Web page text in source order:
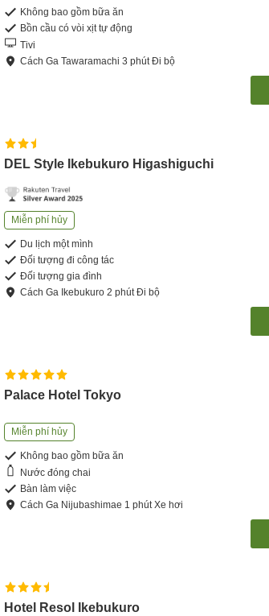
Không bao gồm bữa ăn
Bồn cầu có vòi xịt tự động
Tivi
CáchGa Tawaramachi3 phútĐi bộ
DEL Style Ikebukuro Higashiguchi
Miễn phí hủy
Du lịch một mình
Đối tượng đi công tác
Đối tượng gia đình
CáchGa Ikebukuro2 phútĐi bộ
Palace Hotel Tokyo
Miễn phí hủy
Không bao gồm bữa ăn
Nước đóng chai
Bàn làm việc
CáchGa Nijubashimae 1 phútXe hơi
Hotel Resol Ikebukuro